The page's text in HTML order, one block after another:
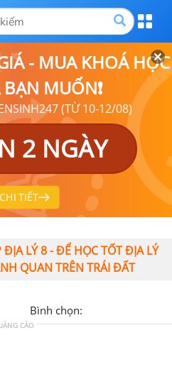
- MUA KHOÁ HỌC
MUỐN❗
(TỪ 10-12/08)
2 NGÀY
TIẾT
ĐỊA LÝ 8 - ĐỂ HỌC TỐT ĐỊA LÝ
QUAN TRÊN TRÁI ĐẤT
Bình chọn:
CÁO